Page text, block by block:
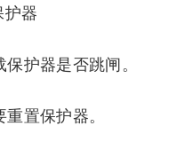
护器
护器是否跳闸。
置保护器。